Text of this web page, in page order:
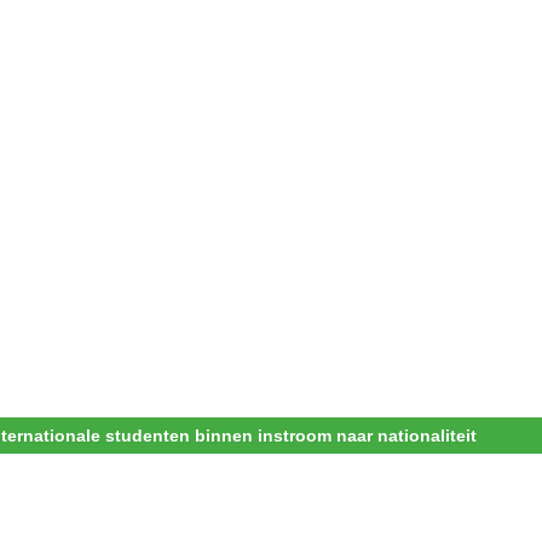
studenten binnen instroom naar nationaliteit